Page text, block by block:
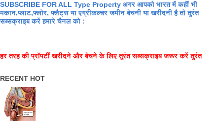
SUBSCRIBE FOR ALL Type Property अगर आपको भारत में कहीं भी
मकान,प्लाट,फ्लोर, फ्लैट्स या एग्रीकल्चर जमीन बेचनी या खरीदनी है तो तुरंत
सब्सक्राइब करें हमारे चैनल को :
हर तरह की प्रॉपर्टी खरीदने और बेचने के लिए तुरंत सब्सक्राइब जरूर करें तुरंत
RECENT HOT